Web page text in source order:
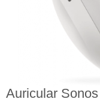
Auricular